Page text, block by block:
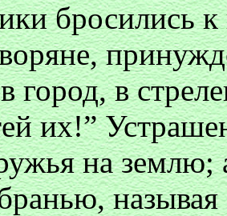
бросились
город, в
их!”
на землю;